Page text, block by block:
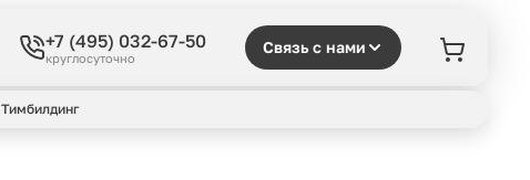
+7 (495) 032-67-50
круглосуточно
Связь с нами
Тимбилдинг